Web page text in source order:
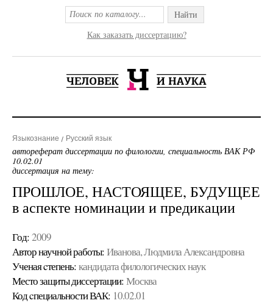
Найти
Как заказать диссертацию?
Языкознание Русский язык
автореферат диссертации по филологии, специальность ВАК РФ
10.02.01
диссертация на тему:
ПРОШЛОЕ, НАСТОЯЩЕЕ, БУДУЩЕЕ
в аспекте номинации и предикации
Год: 2009
Автор научной работы: Иванова, Людмила Александровна
Ученая cтепень: кандидата филологических наук
Место защиты диссертации: Москва
Код cпециальности ВАК: 10.02.01